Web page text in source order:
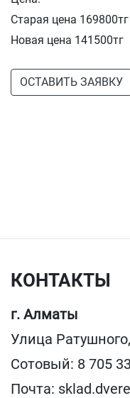
Старая цена 169800тг
Новая цена 141500тг
ОСТАВИТЬ ЗАЯВКУ
КОНТАКТЫ
г. Алматы
Улица
Сотовый: 8 705
Почта: